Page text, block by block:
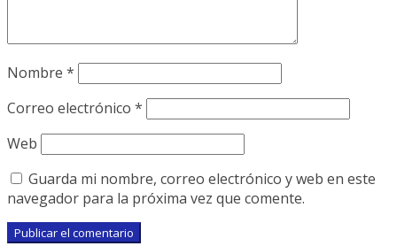
Nombre *
Correo electrónico *
Web
Guarda mi nombre, correo electrónico y web en este
navegador para la próxima vez que comente.